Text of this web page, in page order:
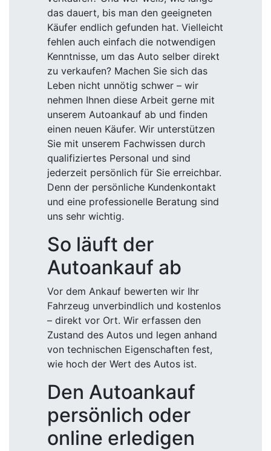
das dauert, bis man den geeigneten
Käufer endlich gefunden hat. Vielleicht
fehlen auch einfach die notwendigen
Kenntnisse, um das Auto selber direkt
zu verkaufen? Machen Sie sich das
Leben nicht unnötig schwer – wir
nehmen Ihnen diese Arbeit gerne mit
unserem Autoankauf ab und finden
einen neuen Käufer. Wir unterstützen
Sie mit unserem Fachwissen durch
qualifiziertes Personal und sind
jederzeit persönlich für Sie erreichbar.
Denn der persönliche Kundenkontakt
und eine professionelle Beratung sind
uns sehr wichtig.
So läuft der
Autoankauf ab
Vor dem Ankauf bewerten wir Ihr
Fahrzeug unverbindlich und kostenlos
– direkt vor Ort. Wir erfassen den
Zustand des Autos und legen anhand
von technischen Eigenschaften fest,
wie hoch der Wert des Autos ist.
Den Autoankauf
persönlich oder
online erledigen